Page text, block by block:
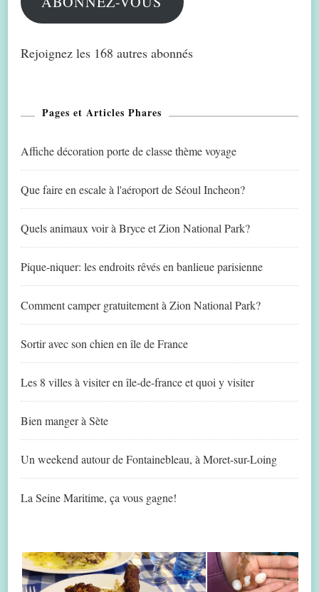
Rejoignez les 168 autres abonnés
Pages et Articles Phares
Affiche décoration porte de classe thème voyage
Que faire en escale à l'aéroport de Séoul Incheon?
Quels animaux voir à Bryce et Zion National Park?
Pique-niquer: les endroits rêvés en banlieue parisienne
Comment camper gratuitement à Zion National Park?
Sortir avec son chien en île de France
Les 8 villes à visiter en île-de-france et quoi y visiter
Bien manger à Sète
Un weekend autour de Fontainebleau, à Moret-sur-Loing
La Seine Maritime, ça vous gagne!